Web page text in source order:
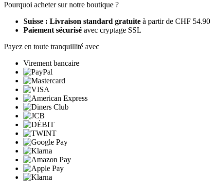
Pourquoi acheter sur notre boutique ?
Suisse : Livraison standard gratuite à partir de CHF 54.90
Paiement sécurisé avec cryptage SSL
Payez en toute tranquillité avec
Virement bancaire